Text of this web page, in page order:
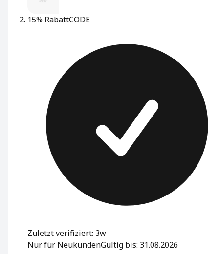
15% RabattCODE
Zuletzt verifiziert: 3w
Nur für NeukundenGültig bis: 31.08.2026